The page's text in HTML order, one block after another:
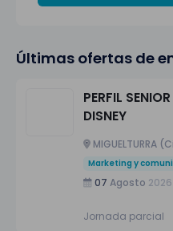
Últimas ofertas de
PERFIL
DISNEY
MIGUELTURRA
Marketing y
07 Agosto 2026
Jornada parcial